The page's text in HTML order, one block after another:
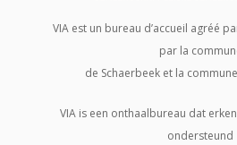
VIA est un bureau d’accueil agréé
par la
de Schaerbeek et la
VIA is een onthaalbureau dat
ondersteund